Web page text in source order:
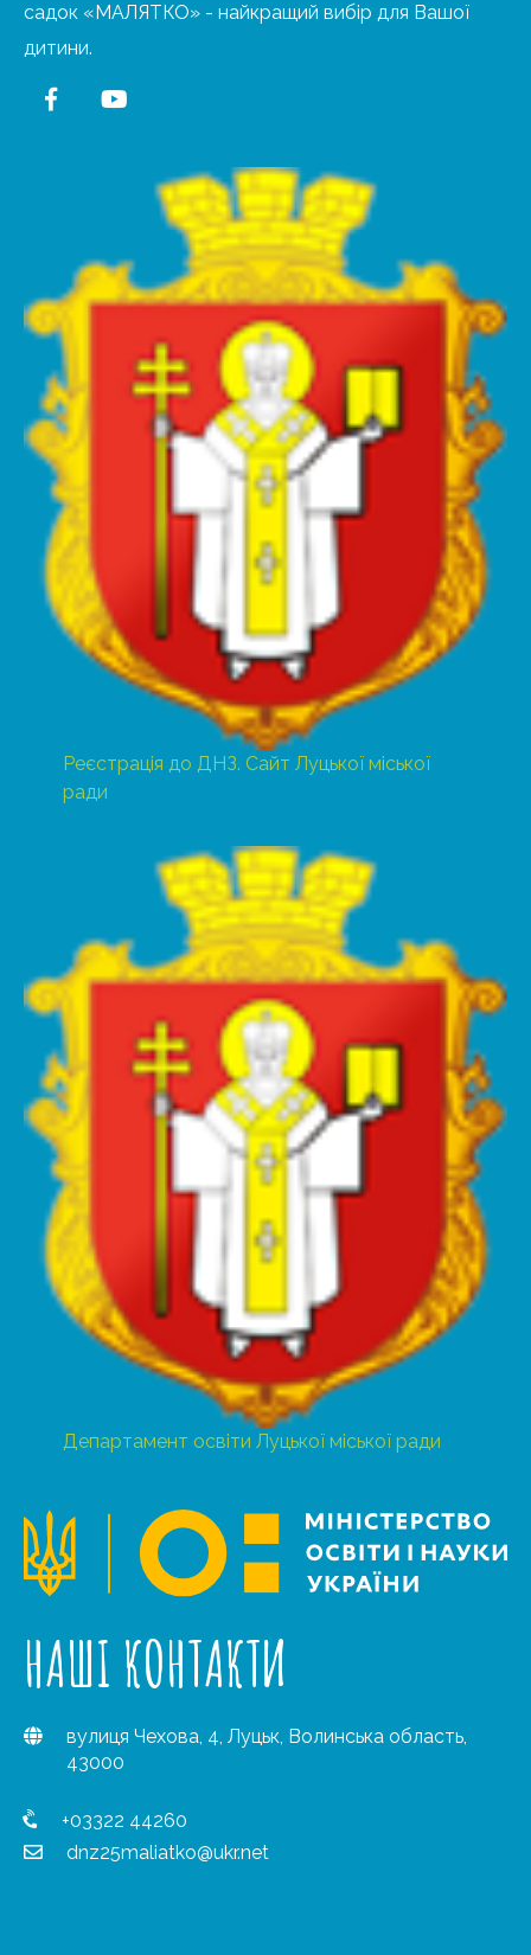
садок «МАЛЯТКО» - найкращий вибір для Вашої
дитини.
Реєстрація до ДНЗ. Сайт Луцької міської
ради
Департамент освіти Луцької міської ради
НАШІ КОНТАКТИ
вулиця Чехова, 4, Луцьк, Волинська область,
43000
+03322 44260
dnz25maliatko@ukr.net